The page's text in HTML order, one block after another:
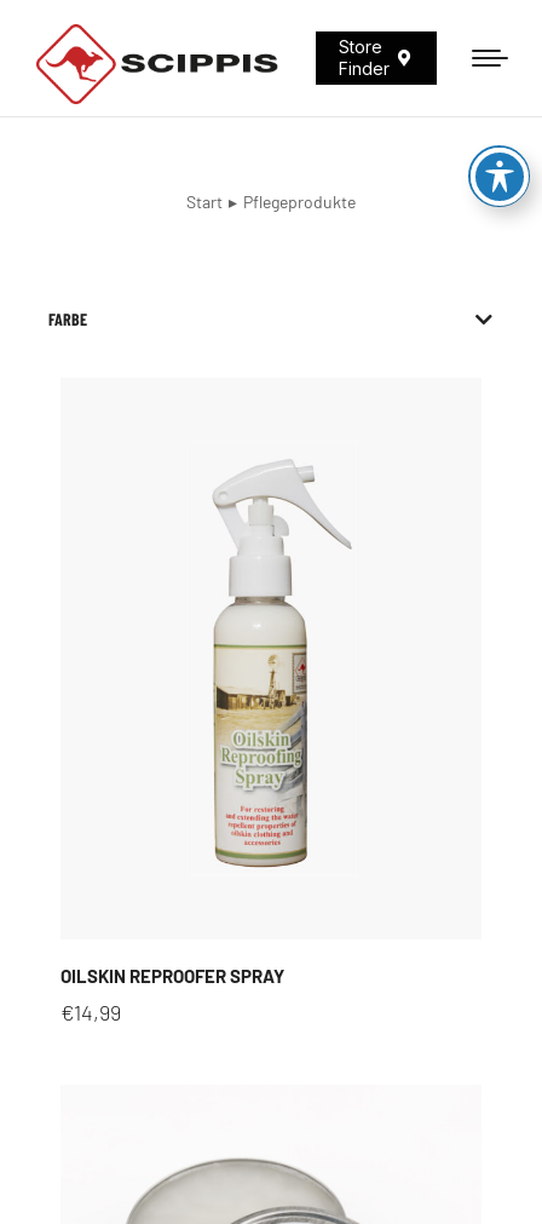
Store
Finder
Sie befinden sich hier:
Start Pflegeprodukte
FARBE
OILSKIN REPROOFER SPRAY
€14,99